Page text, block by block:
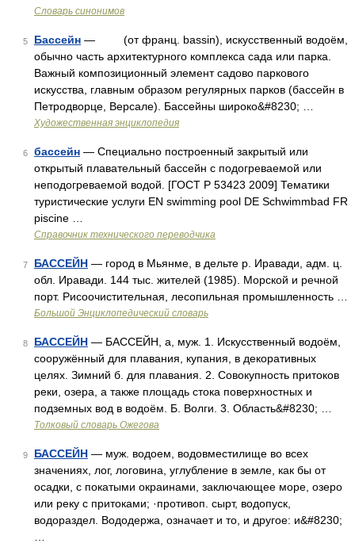
Словарь синонимов
5 Бассейн — (от франц. bassin), искусственный водоём,
обычно часть архитектурного комплекса сада или парка.
Важный композиционный элемент садово паркового
искусства, главным образом регулярных парков (бассейн в
Петродворце, Версале). Бассейны широко&#8230; …
Художественная энциклопедия
6 бассейн — Специально построенный закрытый или
открытый плавательный бассейн с подогреваемой или
неподогреваемой водой. [ГОСТ Р 53423 2009] Тематики
туристические услуги EN swimming pool DE Schwimmbad FR
piscine …
Справочник технического переводчика
7 БАССЕЙН — город в Мьянме, в дельте р. Иравади, адм. ц.
обл. Иравади. 144 тыс. жителей (1985). Морской и речной
порт. Рисоочистительная, лесопильная промышленность …
Большой Энциклопедический словарь
8 БАССЕЙН — БАССЕЙН, а, муж. 1. Искусственный водоём,
сооружённый для плавания, купания, в декоративных
целях. Зимний б. для плавания. 2. Совокупность притоков
реки, озера, а также площадь стока поверхностных и
подземных вод в водоём. Б. Волги. 3. Область&#8230; …
Толковый словарь Ожегова
9 БАССЕЙН — муж. водоем, водовместилище во всех
значениях, лог, логовина, углубление в земле, как бы от
осадки, с покатыми окраинами, заключающее море, озеро
или реку с притоками; ·противоп. сырт, водопуск,
водораздел. Вододержа, означает и то, и другое: и&#8230;